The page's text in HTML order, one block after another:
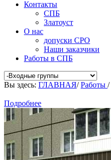
Контакты
СПБ
Златоуст
О нас
допуски СРО
Наши заказчики
Работы в СПБ
Вы здесь: ГЛАВНАЯ/Работы /
Подробнее